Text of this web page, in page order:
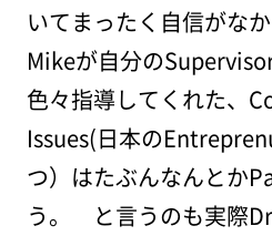
いてまったく自信がなか
Mikeが自分の
色々指導してくれた、
Issues(日本の
つ）はたぶんなんとか
う。 と言うのも実際